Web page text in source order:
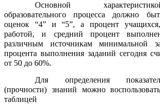
Основной
образовательного процесса должно
оценок “4” и “5”, а процент
работой, и средний процент
различным источникам минимальной
процента выполнения заданий сегодня
от 50 до 60%.
Для определения
(прочности) знаний можно
таблицей